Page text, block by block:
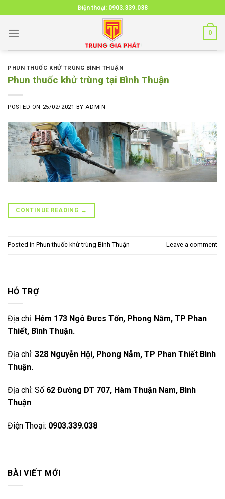
to
content
Điện thoại: 0903.339.038
0
PHUN THUỐC KHỬ TRÙNG BÌNH THUẬN
Phun thuốc khử trùng tại Bình Thuận
POSTED ON 25/02/2021 BY ADMIN
CONTINUE READING →
Posted in Phun thuốc khử trùng Bình Thuận Leave a comment
HỖ TRỢ
Địa chỉ: Hẻm 173 Ngô Đưcs Tốn, Phong Nẫm, TP Phan
Thiết, Bình Thuận.
Địa chỉ: 328 Nguyễn Hội, Phong Nẫm, TP Phan Thiết Bình
Thuận.
Địa chỉ: Số 62 Đường DT 707, Hàm Thuận Nam, Bình
Thuận
Điện Thoại: 0903.339.038
BÀI VIẾT MỚI